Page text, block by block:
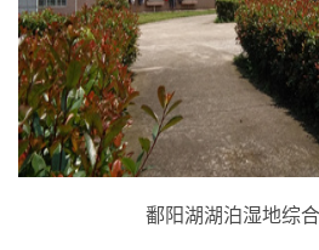
鄱阳湖湖泊湿地综